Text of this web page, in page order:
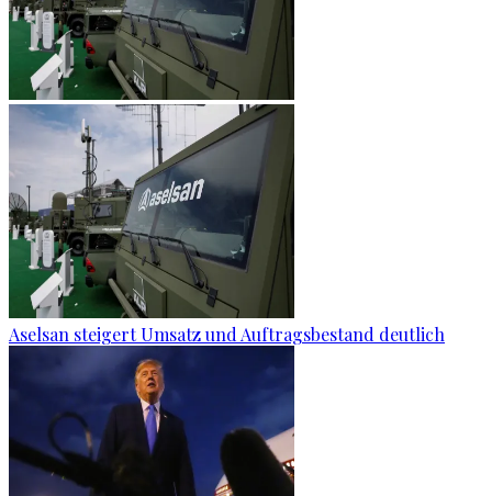
Aselsan steigert Umsatz und Auftragsbestand deutlich